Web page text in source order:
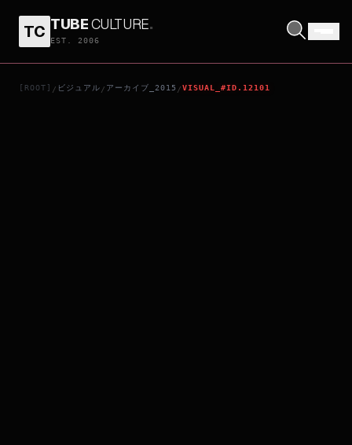
TC TUBECULTURE.
EST. 2006
[ROOT] / ビジュアル / アーカイブ_2015 /VISUAL_#ID.12101
TAK3N